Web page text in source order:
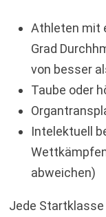
Athleten mit
Grad
von besser
Taube oder
Intelektuell
abweichen)
Jede